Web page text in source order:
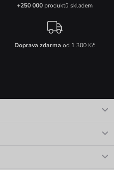
+250 000produktů skladem
Doprava zdarma od 1 300 Kč